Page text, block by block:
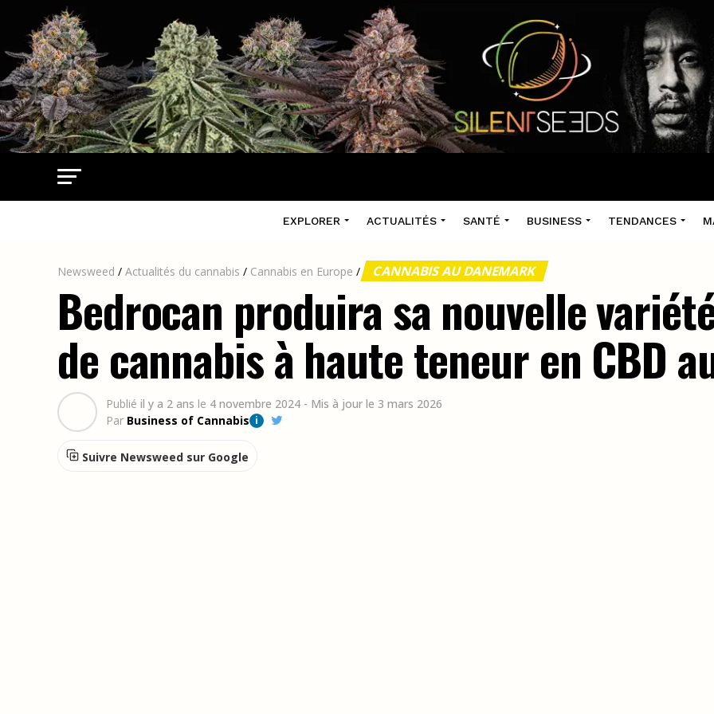
EXPLORER ACTUALITÉS SANTÉ BUSINESS TENDANCES
Newsweed / Actualités du cannabis / Cannabis en Europe / CANNABIS AU DANEMARK
Bedrocan produira sa nouvelle
de cannabis à haute teneur en CBD
Publié il y a 2 ans le 4 novembre 2024 - Mis à jour le 3 mars 2026
Par Business of Cannabis i
Suivre Newsweed sur Google